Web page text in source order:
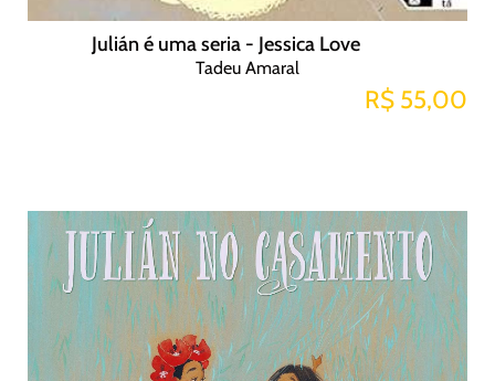
Julián é uma seria - Jessica Love
Tadeu Amaral
R$ 55,00